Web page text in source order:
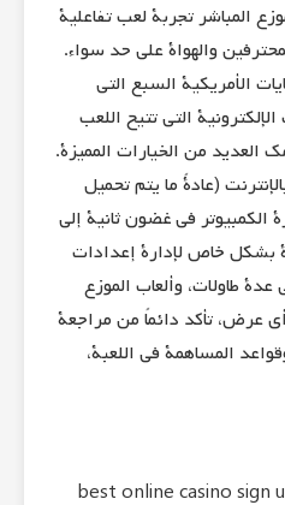
المباشر تجربة لعب تفاعلية
والهواة على حد سواء.
الأمريكية السبع التي
التي تتيح اللعب
العديد من الخيارات المميزة.
(عادةً ما يتم تحميل
الكمبيوتر في غضون ثانية إلى
بشكل خاص لإدارة إعدادات
طاولات، وألعاب الموزع
عرض، تأكد دائماً من مراجعة
المساهمة في اللعبة،